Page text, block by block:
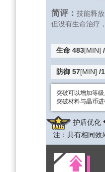
简评： 技能释
但没有生命治疗
生命 483[MIN]
防御 57[MIN] /
突破可以增加等
突破材料与晶币
护盾优化
注：具有相同效